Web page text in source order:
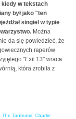
kiedy w tekstach
był jako "ten
singiel w typie
Można
da się powiedzieć, że
raperów
"Exit 13" wraca
która zrobiła z
The Tantrums, Charlie